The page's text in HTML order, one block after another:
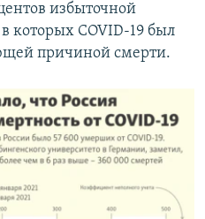
избыточной
которых COVID-19 был
причиной смерти.